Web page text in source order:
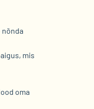
nõnda
mis
oma